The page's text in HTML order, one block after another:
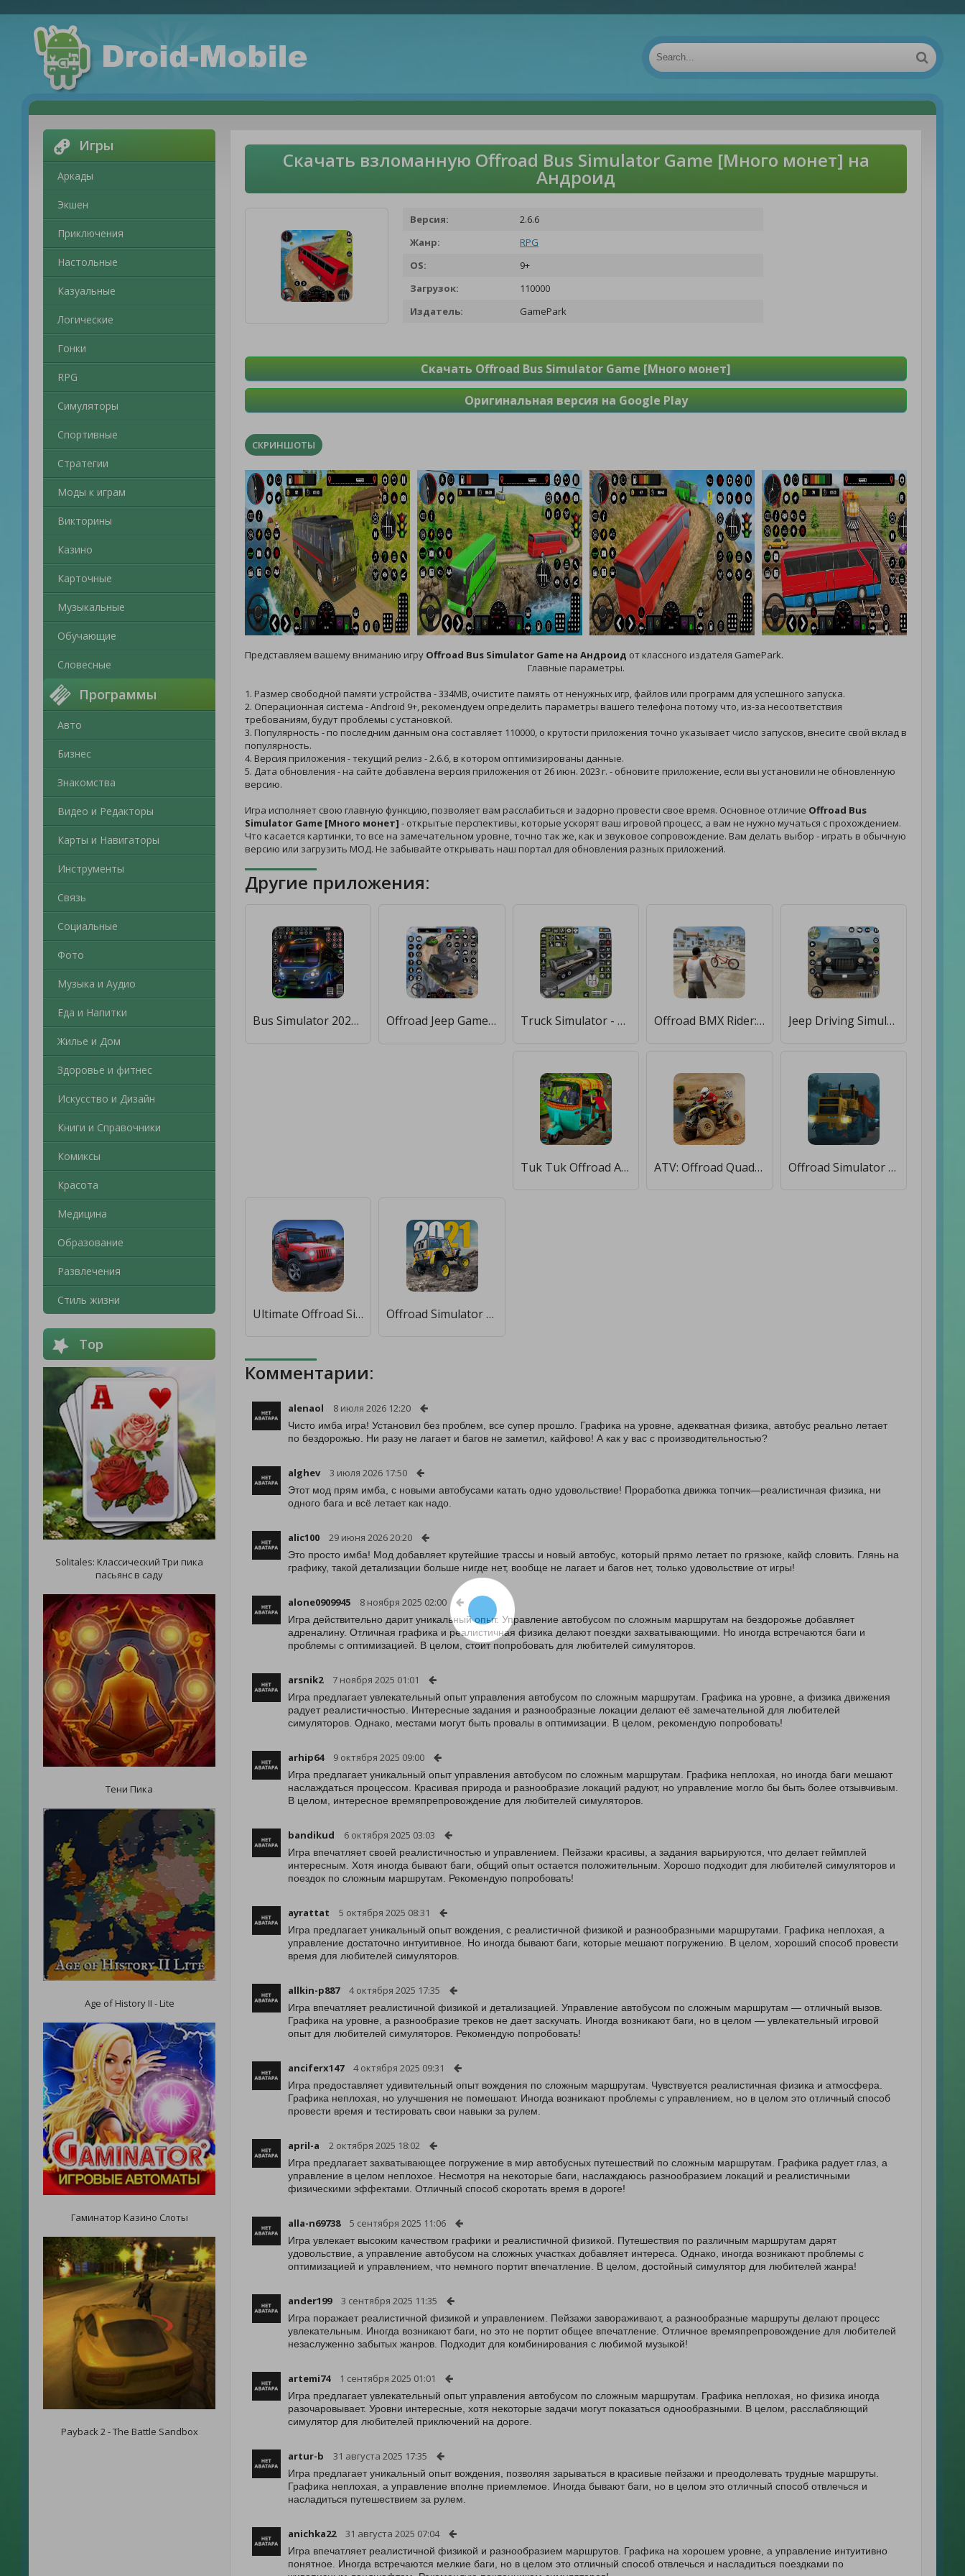
Игры
Аркады
Экшен
Приключения
Настольные
Казуальные
Логические
Гонки
RPG
Симуляторы
Спортивные
Стратегии
Моды к играм
Викторины
Казино
Карточные
Музыкальные
Обучающие
Словесные
Программы
Авто
Бизнес
Знакомства
Видео и Редакторы
Карты и Навигаторы
Инструменты
Связь
Социальные
Фото
Музыка и Аудио
Еда и Напитки
Жилье и Дом
Здоровье и фитнес
Искусство и Дизайн
Книги и Справочники
Комиксы
Красота
Медицина
Образование
Развлечения
Стиль жизни
Top
Solitales: Классический Три пика
пасьянс в саду
Тени Пика
Age of History II - Lite
Гаминатор Казино Слоты
Payback 2 - The Battle Sandbox
Скачать взломанную Offroad Bus Simulator Game [Много монет] на
Андроид
Версия:
2.6.6
Жанр:
RPG
OS:
9+
Загрузок:
110000
Издатель:
GamePark
Скачать Offroad Bus Simulator Game [Много монет]
Оригинальная версия на Google Play
СКРИНШОТЫ
Представляем вашему вниманию игру Offroad Bus Simulator Game на Андроид от классного издателя GamePark.
Главные параметры.
1. Размер свободной памяти устройства - 334MB, очистите память от ненужных игр, файлов или программ для успешного запуска.
2. Операционная система - Android 9+, рекомендуем определить параметры вашего телефона потому что, из-за несоответствия
требованиям, будут проблемы с установкой.
3. Популярность - по последним данным она составляет 110000, о крутости приложения точно указывает число запусков, внесите свой вклад в
популярность.
4. Версия приложения - текущий релиз - 2.6.6, в котором оптимизированы данные.
5. Дата обновления - на сайте добавлена версия приложения от 26 июн. 2023 г. - обновите приложение, если вы установили не обновленную
версию.
Игра исполняет свою главную функцию, позволяет вам расслабиться и задорно провести свое время. Основное отличие Offroad Bus
Simulator Game [Много монет] - открытые перспективы, которые ускорят ваш игровой процесс, а вам не нужно мучаться с прохождением.
Что касается картинки, то все на замечательном уровне, точно так же, как и звуковое сопровождение. Вам делать выбор - играть в обычную
версию или загрузить МОД. Не забывайте открывать наш портал для обновления разных приложений.
Другие приложения:
Bus Simulator 2022 Bus Game 3D [Много монет] Offroad Jeep Game・Driving Game [Много монет] Truck Simulator - Truck Games [Много монет] Offroad BMX Rider: Цикл игры [Много монет] Jeep Driving Simulator offRoad [Много монет]
Tuk Tuk Offroad Auto Rickshaw [Много монет] ATV: Offroad Quad Bike Mania Taxi Game Adventures [Unlocked] Offroad Simulator Online: симулятор & внедорожники [Много монет]
Ultimate Offroad Simulator [Много монет] Offroad Simulator 2021: Mud & Trucks [Много денег]
Комментарии:
alenaol 8 июля 2026 12:20
Чисто имба игра! Установил без проблем, все супер прошло. Графика на уровне, адекватная физика, автобус реально летает
по бездорожью. Ни разу не лагает и багов не заметил, кайфово! А как у вас с производительностью?
alghev 3 июля 2026 17:50
Этот мод прям имба, с новыми автобусами катать одно удовольствие! Проработкa движка топчик—реалистичная физика, ни
одного бага и всё летает как надо.
alic100 29 июня 2026 20:20
Это просто имба! Мод добавляет крутейшие трассы и новый автобус, который прямо летает по грязюке, кайф словить. Глянь на
графику, такой детализации больше нигде нет, вообще не лагает и багов нет, только удовольствие от игры!
alone0909945 8 ноября 2025 02:00
Игра действительно дарит уникальный опыт. Управление автобусом по сложным маршрутам на бездорожье добавляет
адреналину. Отличная графика и реалистичная физика делают поездки захватывающими. Но иногда встречаются баги и
проблемы с оптимизацией. В целом, стоит попробовать для любителей симуляторов.
arsnik2 7 ноября 2025 01:01
Игра предлагает увлекательный опыт управления автобусом по сложным маршрутам. Графика на уровне, а физика движения
радует реалистичностью. Интересные задания и разнообразные локации делают её замечательной для любителей
симуляторов. Однако, местами могут быть провалы в оптимизации. В целом, рекомендую попробовать!
arhip64 9 октября 2025 09:00
Игра предлагает уникальный опыт управления автобусом по сложным маршрутам. Графика неплохая, но иногда баги мешают
наслаждаться процессом. Красивая природа и разнообразие локаций радуют, но управление могло бы быть более отзывчивым.
В целом, интересное времяпрепровождение для любителей симуляторов.
bandikud 6 октября 2025 03:03
Игра впечатляет своей реалистичностью и управлением. Пейзажи красивы, а задания варьируются, что делает геймплей
интересным. Хотя иногда бывают баги, общий опыт остается положительным. Хорошо подходит для любителей симуляторов и
поездок по сложным маршрутам. Рекомендую попробовать!
ayrattat 5 октября 2025 08:31
Игра предлагает уникальный опыт вождения, с реалистичной физикой и разнообразными маршрутами. Графика неплохая, а
управление достаточно интуитивное. Но иногда бывают баги, которые мешают погружению. В целом, хороший способ провести
время для любителей симуляторов.
allkin-p887 4 октября 2025 17:35
Игра впечатляет реалистичной физикой и детализацией. Управление автобусом по сложным маршрутам — отличный вызов.
Графика на уровне, а разнообразие треков не дает заскучать. Иногда возникают баги, но в целом — увлекательный игровой
опыт для любителей симуляторов. Рекомендую попробовать!
anciferx147 4 октября 2025 09:31
Игра предоставляет удивительный опыт вождения по сложным маршрутам. Чувствуется реалистичная физика и атмосфера.
Графика неплохая, но улучшения не помешают. Иногда возникают проблемы с управлением, но в целом это отличный способ
провести время и тестировать свои навыки за рулем.
april-a 2 октября 2025 18:02
Игра предлагает захватывающее погружение в мир автобусных путешествий по сложным маршрутам. Графика радует глаз, а
управление в целом неплохое. Несмотря на некоторые баги, наслаждаюсь разнообразием локаций и реалистичными
физическими эффектами. Отличный способ скоротать время в дороге!
alla-n69738 5 сентября 2025 11:06
Игра увлекает высоким качеством графики и реалистичной физикой. Путешествия по различным маршрутам дарят
удовольствие, а управление автобусом на сложных участках добавляет интереса. Однако, иногда возникают проблемы с
оптимизацией и управлением, что немного портит впечатление. В целом, достойный симулятор для любителей жанра!
ander199 3 сентября 2025 11:35
Игра поражает реалистичной физикой и управлением. Пейзажи завораживают, а разнообразные маршруты делают процесс
увлекательным. Иногда возникают баги, но это не портит общее впечатление. Отличное времяпрепровождение для любителей
незаслуженно забытых жанров. Подходит для комбинирования с любимой музыкой!
artemi74 1 сентября 2025 01:01
Игра предлагает увлекательный опыт управления автобусом по сложным маршрутам. Графика неплохая, но физика иногда
разочаровывает. Уровни интересные, хотя некоторые задачи могут показаться однообразными. В целом, расслабляющий
симулятор для любителей приключений на дороге.
artur-b 31 августа 2025 17:35
Игра предлагает уникальный опыт вождения, позволяя зарываться в красивые пейзажи и преодолевать трудные маршруты.
Графика неплохая, а управление вполне приемлемое. Иногда бывают баги, но в целом это отличный способ отвлечься и
насладиться путешествием за рулем.
anichka22 31 августа 2025 07:04
Игра впечатляет реалистичной физикой и разнообразием маршрутов. Графика на хорошем уровне, а управление интуитивно
понятное. Иногда встречаются мелкие баги, но в целом это отличный способ отвлечься и насладиться поездками по